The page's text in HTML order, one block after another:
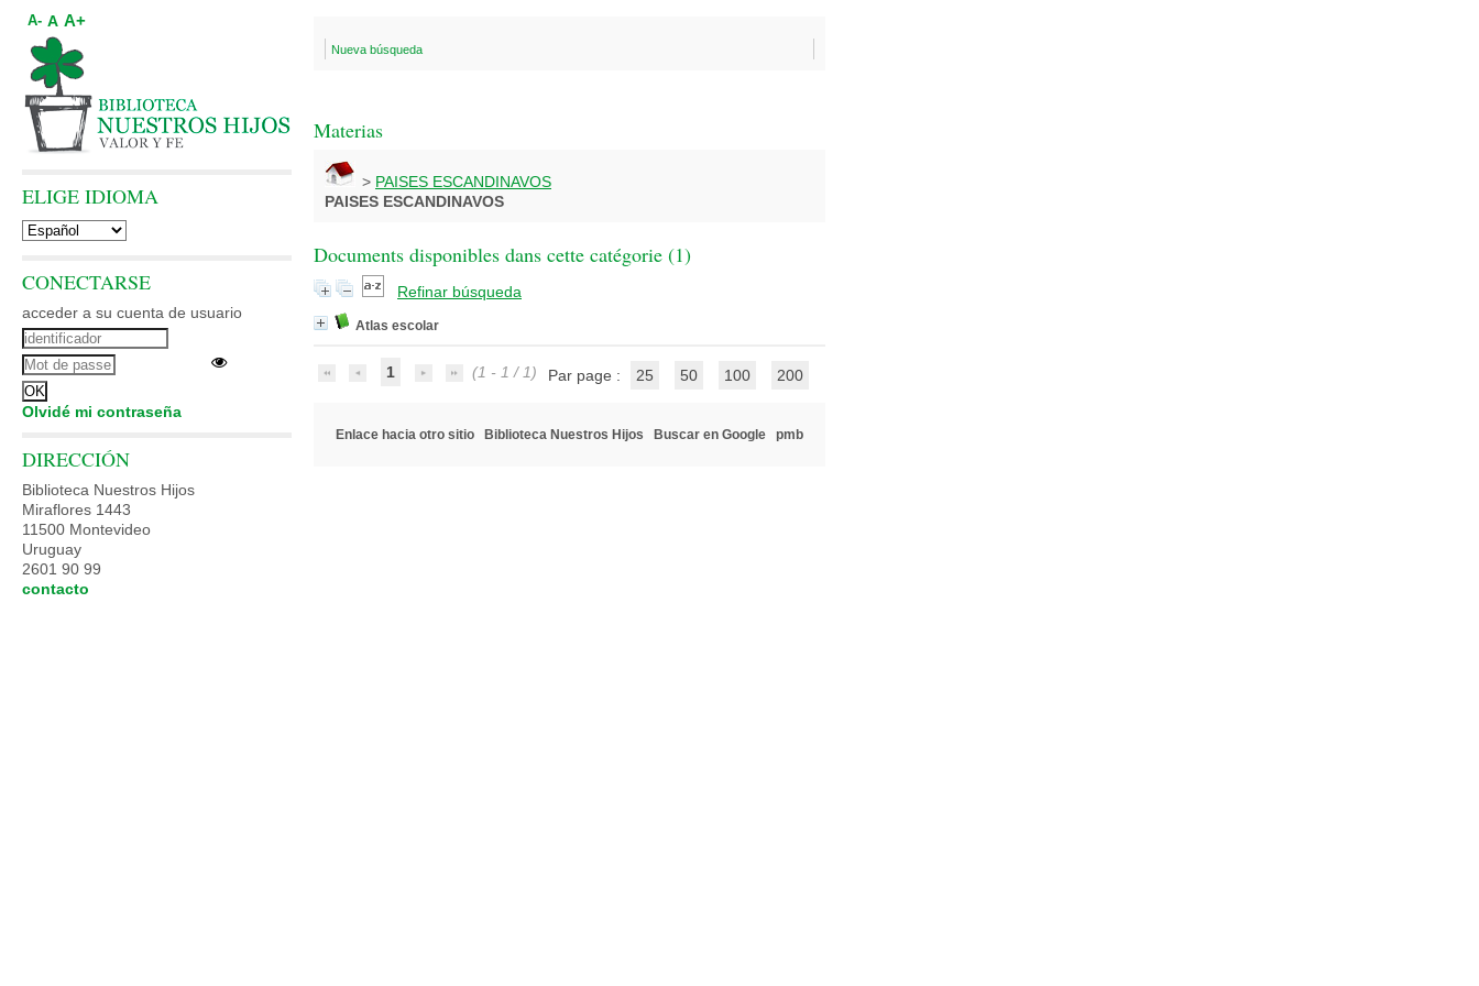
Nueva búsqueda
Materias
> PAISES ESCANDINAVOS
PAISES ESCANDINAVOS
Documents disponibles dans cette catégorie (1)
Refinar búsqueda
Atlas escolar
1 (1 - 1 / 1) Par page : 25 50 100 200
Enlace hacia otro sitio Biblioteca Nuestros Hijos Buscar en Google pmb
A- A A+
ELIGE IDIOMA
CONECTARSE
acceder a su cuenta de usuario
Olvidé mi contraseña
DIRECCIÓN
Biblioteca Nuestros Hijos
Miraflores 1443
11500 Montevideo
Uruguay
2601 90 99
contacto